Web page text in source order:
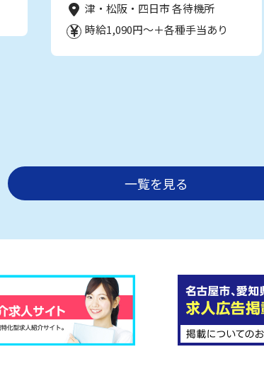
津・松阪・四日市 各待機所
時給1,090円～＋各種手当あり
一覧を見る